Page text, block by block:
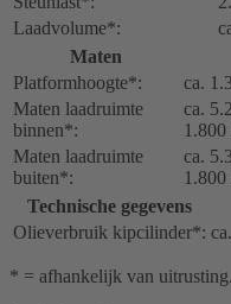
Laadvolume*:
Maten
Platformhoogte*:
ca.
Maten laadruimte
binnen*:
ca.
Maten laadruimte
buiten*:
ca.
Technische gegevens
Olieverbruik kipcilinder*:
* = afhankelijk van uitrusting.